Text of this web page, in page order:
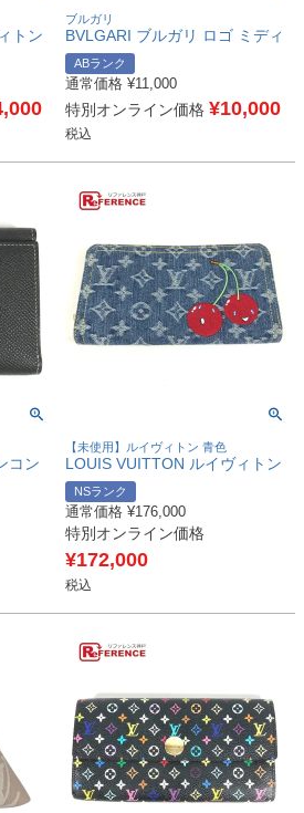
トン
ポル
コン
折り
ユ
】
ブルガリ
BVLGARI ブルガリ ロゴ ミディ
アムウォレット 財布 2つ折り財
布 レザー ユニセックス メタリ
ック系 【中古】
ABランク
通常価格 ¥11,000
特別オンライン価格 ¥10,000
税込
3つ
イ
ト/
【未使用】ルイヴィトン 青色
LOUIS VUITTON ルイヴィトン
M23161 村上隆コラボ モノグラ
ムデニム チェリー LV × TM ジ
ッピー ウォレット ロングウォ
レット ラウンドファスナー 財
布 長財布 レディース ブルー 未
使用 【中古】
NSランク
通常価格 ¥176,000
特別オンライン価格
¥172,000
税込